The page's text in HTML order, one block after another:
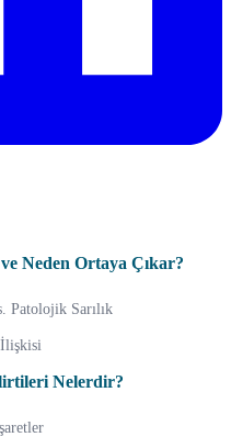
Neden Ortaya Çıkar?
Patolojik Sarılık
Nelerdir?